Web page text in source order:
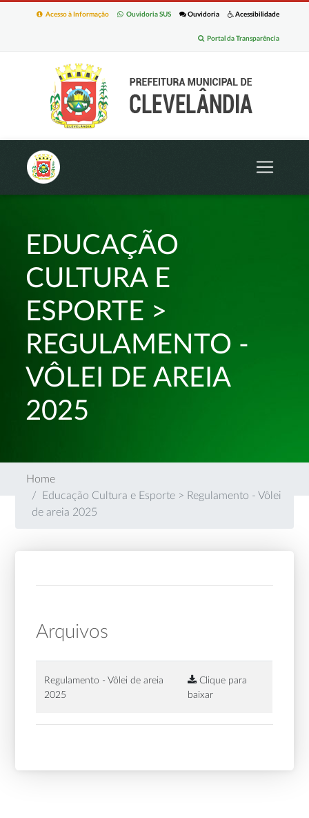
Acessibilidade
Ouvidoria
Ouvidoria SUS
Acesso à Informação
Portal da Transparência
EDUCAÇÃO
CULTURA E
ESPORTE >
REGULAMENTO -
VÔLEI DE AREIA
2025
Home
Educação Cultura e Esporte > Regulamento - Vôlei
de areia 2025
Arquivos
Regulamento - Vôlei de areia
2025
Clique para
baixar